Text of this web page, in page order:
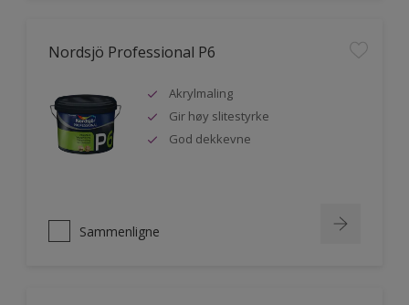
Nordsjö Professional P6
Akrylmaling
Gir høy slitestyrke
God dekkevne
Sammenligne